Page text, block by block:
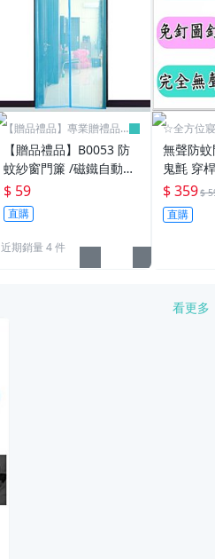
【贈品禮品】專業贈禮品
【贈品禮品】B0053 防
蚊紗窗門簾 /磁鐵自動閉
合無聲靜音/免打孔透氣
門簾/夏日防蚊防蟲/贈品
禮品
$ 59
直購
近期銷量 4 件
☆全方位
無聲防
鬼氈 穿
【門寬
可用】
全無聲
$ 359$
直購
看更多